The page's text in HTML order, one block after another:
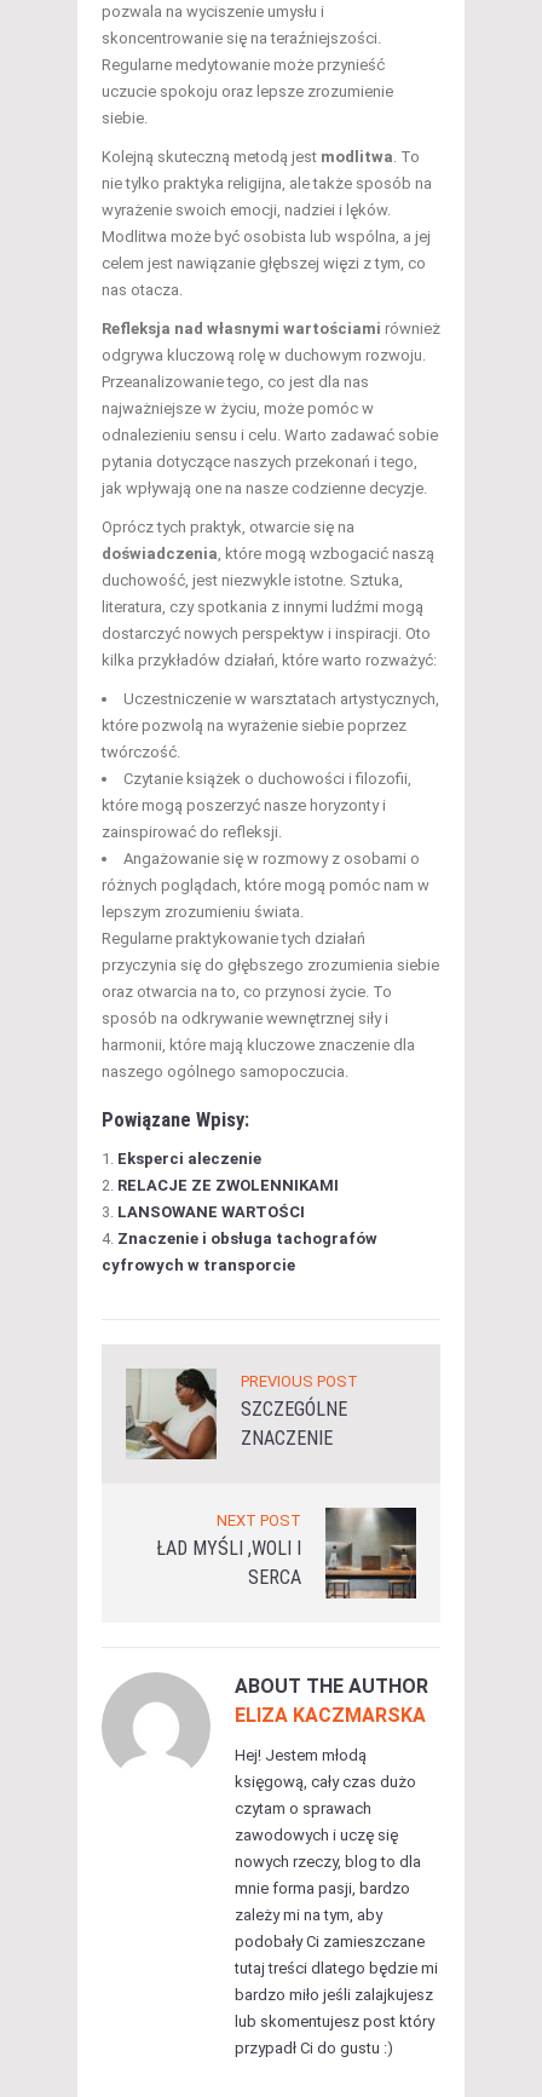
pozwala na wyciszenie umysłu i
skoncentrowanie się na teraźniejszości.
Regularne medytowanie może przynieść
uczucie spokoju oraz lepsze zrozumienie
siebie.
Kolejną skuteczną metodą jest modlitwa . To
nie tylko praktyka religijna, ale także sposób na
wyrażenie swoich emocji, nadziei i lęków.
Modlitwa może być osobista lub wspólna, a jej
celem jest nawiązanie głębszej więzi z tym, co
nas otacza.
Refleksja nad własnymi wartościami również
odgrywa kluczową rolę w duchowym rozwoju.
Przeanalizowanie tego, co jest dla nas
najważniejsze w życiu, może pomóc w
odnalezieniu sensu i celu. Warto zadawać sobie
pytania dotyczące naszych przekonań i tego,
jak wpływają one na nasze codzienne decyzje.
Oprócz tych praktyk, otwarcie się na
doświadczenia , które mogą wzbogacić naszą
duchowość, jest niezwykle istotne. Sztuka,
literatura, czy spotkania z innymi ludźmi mogą
dostarczyć nowych perspektyw i inspiracji. Oto
kilka przykładów działań, które warto rozważyć:
Uczestniczenie w warsztatach artystycznych,
które pozwolą na wyrażenie siebie poprzez
twórczość.
Czytanie książek o duchowości i filozofii,
które mogą poszerzyć nasze horyzonty i
zainspirować do refleksji.
Angażowanie się w rozmowy z osobami o
różnych poglądach, które mogą pomóc nam w
lepszym zrozumieniu świata.
Regularne praktykowanie tych działań
przyczynia się do głębszego zrozumienia siebie
oraz otwarcia na to, co przynosi życie. To
sposób na odkrywanie wewnętrznej siły i
harmonii, które mają kluczowe znaczenie dla
naszego ogólnego samopoczucia.
Powiązane Wpisy:
Eksperci aleczenie
RELACJE ZE ZWOLENNIKAMI
LANSOWANE WARTOŚCI
Znaczenie i obsługa tachografów
cyfrowych w transporcie
PREVIOUS POST
SZCZEGÓLNE
ZNACZENIE
NEXT POST
ŁAD MYŚLI ,WOLI I
SERCA
ABOUT THE AUTHOR
ELIZA KACZMARSKA
Hej! Jestem młodą
księgową, cały czas dużo
czytam o sprawach
zawodowych i uczę się
nowych rzeczy, blog to dla
mnie forma pasji, bardzo
zależy mi na tym, aby
podobały Ci zamieszczane
tutaj treści dlatego będzie mi
bardzo miło jeśli zalajkujesz
lub skomentujesz post który
przypadł Ci do gustu :)